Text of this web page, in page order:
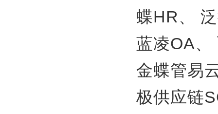
蝶HR、
蓝凌OA、
金蝶管易
极供应链